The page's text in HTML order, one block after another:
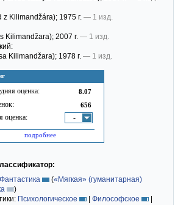
оценка: 8.07
656
оценка: -
подробнее
z Kilimandžára); 1975 г. — 1 изд.
Kilimandžara); 2007 г. — 1 изд.
Kilimandžara); 1978 г. — 1 изд.
Фантастика («Мягкая» (гуманитарная)
)
Психологическое | Философское
|